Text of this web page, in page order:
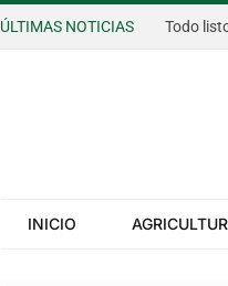
ÚLTIMAS NOTICIAS
INICIO